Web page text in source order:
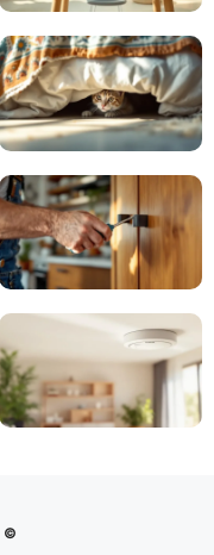
© 2026 KINBIO